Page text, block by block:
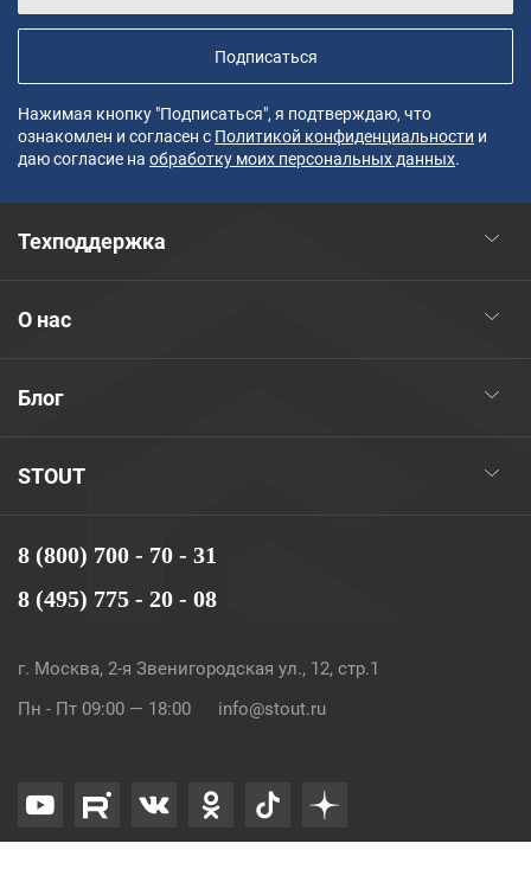
Подписаться
Нажимая кнопку "Подписаться", я подтверждаю, что
ознакомлен и согласен с Политикой конфиденциальности и
даю согласие на обработку моих персональных данных.
8 (800) 700 - 70 - 31
8 (495) 775 - 20 - 08
г. Москва, 2-я Звенигородская ул., 12, стр.1
Пн - Пт 09:00 — 18:00
info@stout.ru
STOUT
Блог
О нас
Техподдержка